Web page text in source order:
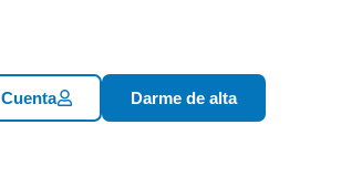
Cuenta Darme de alta